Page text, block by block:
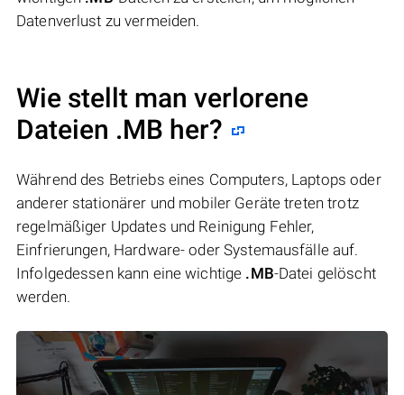
Datenverlust zu vermeiden.
Wie stellt man verlorene
Dateien .MB her?
Während des Betriebs eines Computers, Laptops oder
anderer stationärer und mobiler Geräte treten trotz
regelmäßiger Updates und Reinigung Fehler,
Einfrierungen, Hardware- oder Systemausfälle auf.
Infolgedessen kann eine wichtige .MB-Datei gelöscht
werden.